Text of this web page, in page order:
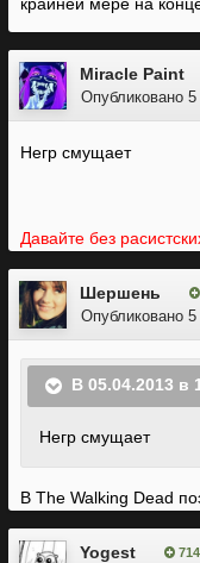
крайней мере на
Miracle Paint
Опубликовано 5
Негр смущает
Давайте без
Шершень
Опубликовано 5
В 05.04.2013 в
Негр смущает
В The Walking Dead
Yogest 714